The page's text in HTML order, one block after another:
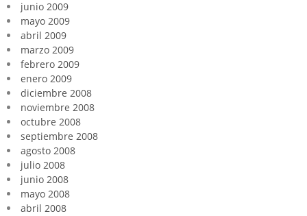
junio 2009
mayo 2009
abril 2009
marzo 2009
febrero 2009
enero 2009
diciembre 2008
noviembre 2008
octubre 2008
septiembre 2008
agosto 2008
julio 2008
junio 2008
mayo 2008
abril 2008